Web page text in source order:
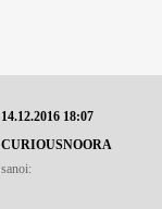
14.12.2016 18:07
CURIOUSNOORA
sanoi: